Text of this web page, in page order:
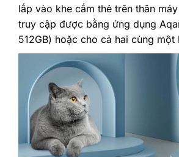
lắp vào khe cắm thẻ trên thân
truy cập được bằng ứng dụng
512GB) hoặc cho cả hai cùng một